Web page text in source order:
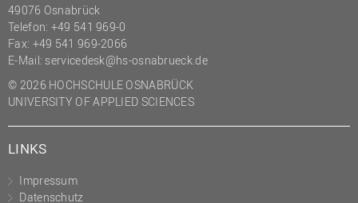
49076 Osnabrück
Telefon: +49 541 969-0
Fax: +49 541 969-2066
E-Mail: servicedesk@hs-osnabrueck.de
© 2026 HOCHSCHULE OSNABRÜCK
UNIVERSITY OF APPLIED SCIENCES
LINKS
Impressum
Datenschutz